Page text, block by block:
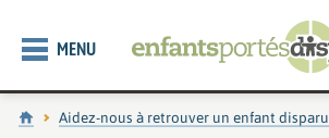
MENU
Accueil
Aidez-nous à retrouver un enfant disparu